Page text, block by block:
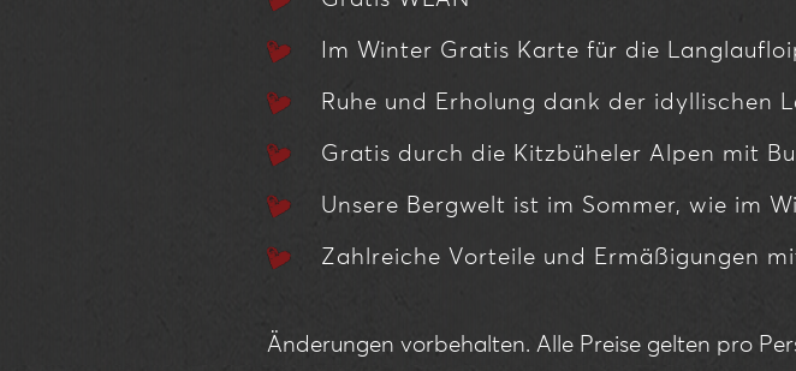
Im Winter Gratis Karte für die
Ruhe und Erholung dank der idyllischen
Gratis durch die Kitzbüheler Alpen mit
Unsere Bergwelt ist im Sommer, wie im
Zahlreiche Vorteile und Ermäßigungen
Änderungen vorbehalten. Alle Preise gelten pro